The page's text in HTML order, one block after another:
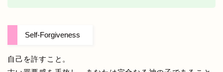
Self-Forgiveness
自己を許すこと。